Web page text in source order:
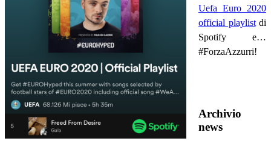
Uefa Euro 2020
official playlistdi
Spotify e…
#ForzaAzzurri!
Archivio
news